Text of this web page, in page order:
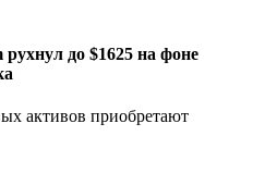
до $1625 на фоне
активов приобретают